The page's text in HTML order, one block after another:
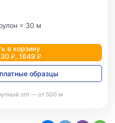
= 30 м
в корзину
₽, 1649 ₽
образцы
опт — от 500 м